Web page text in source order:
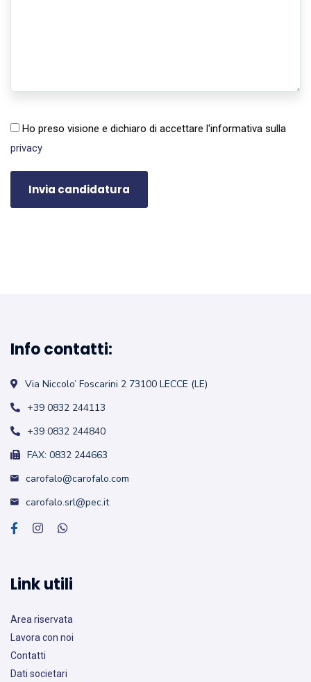
Ho preso visione e dichiaro di accettare l'informativa sulla
privacy
Info contatti:
Via Niccolo’ Foscarini 2 73100 LECCE (LE)
+39 0832 244113
+39 0832 244840
FAX: 0832 244663
carofalo@carofalo.com
carofalo.srl@pec.it
Link utili
Area riservata
Lavora con noi
Contatti
Dati societari